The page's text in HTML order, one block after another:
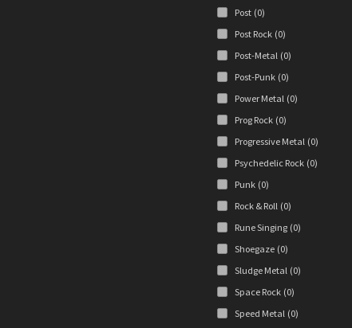
Post (0)
Post Rock (0)
Post-Metal (0)
Post-Punk (0)
Power Metal (0)
Prog Rock (0)
Progressive Metal (0)
Psychedelic Rock (0)
Punk (0)
Rock & Roll (0)
Rune Singing (0)
Shoegaze (0)
Sludge Metal (0)
Space Rock (0)
Speed Metal (0)